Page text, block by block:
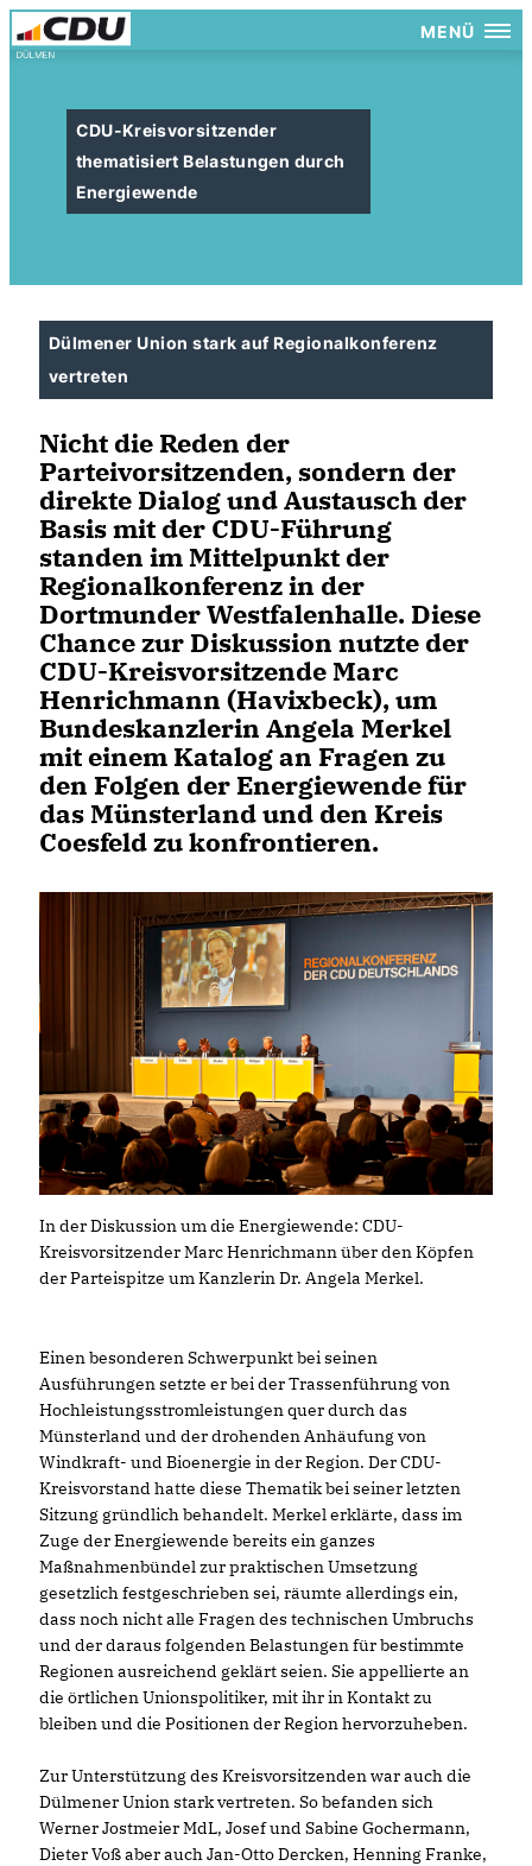
MENÜ
CDU-Kreisvorsitzender
thematisiert Belastungen durch
Energiewende
Dülmener Union stark auf Regionalkonferenz
vertreten
Nicht die Reden der
Parteivorsitzenden, sondern der
direkte Dialog und Austausch der
Basis mit der CDU-Führung
standen im Mittelpunkt der
Regionalkonferenz in der
Dortmunder Westfalenhalle. Diese
Chance zur Diskussion nutzte der
CDU-Kreisvorsitzende Marc
Henrichmann (Havixbeck), um
Bundeskanzlerin Angela Merkel
mit einem Katalog an Fragen zu
den Folgen der Energiewende für
das Münsterland und den Kreis
Coesfeld zu konfrontieren.
In der Diskussion um die Energiewende: CDU-
Kreisvorsitzender Marc Henrichmann über den Köpfen
der Parteispitze um Kanzlerin Dr. Angela Merkel.
Einen besonderen Schwerpunkt bei seinen
Ausführungen setzte er bei der Trassenführung von
Hochleistungsstromleistungen quer durch das
Münsterland und der drohenden Anhäufung von
Windkraft- und Bioenergie in der Region. Der CDU-
Kreisvorstand hatte diese Thematik bei seiner letzten
Sitzung gründlich behandelt. Merkel erklärte, dass im
Zuge der Energiewende bereits ein ganzes
Maßnahmenbündel zur praktischen Umsetzung
gesetzlich festgeschrieben sei, räumte allerdings ein,
dass noch nicht alle Fragen des technischen Umbruchs
und der daraus folgenden Belastungen für bestimmte
Regionen ausreichend geklärt seien. Sie appellierte an
die örtlichen Unionspolitiker, mit ihr in Kontakt zu
bleiben und die Positionen der Region hervorzuheben.
Zur Unterstützung des Kreisvorsitzenden war auch die
Dülmener Union stark vertreten. So befanden sich
Werner Jostmeier MdL, Josef und Sabine Gochermann,
Dieter Voß aber auch Jan-Otto Dercken, Henning Franke,